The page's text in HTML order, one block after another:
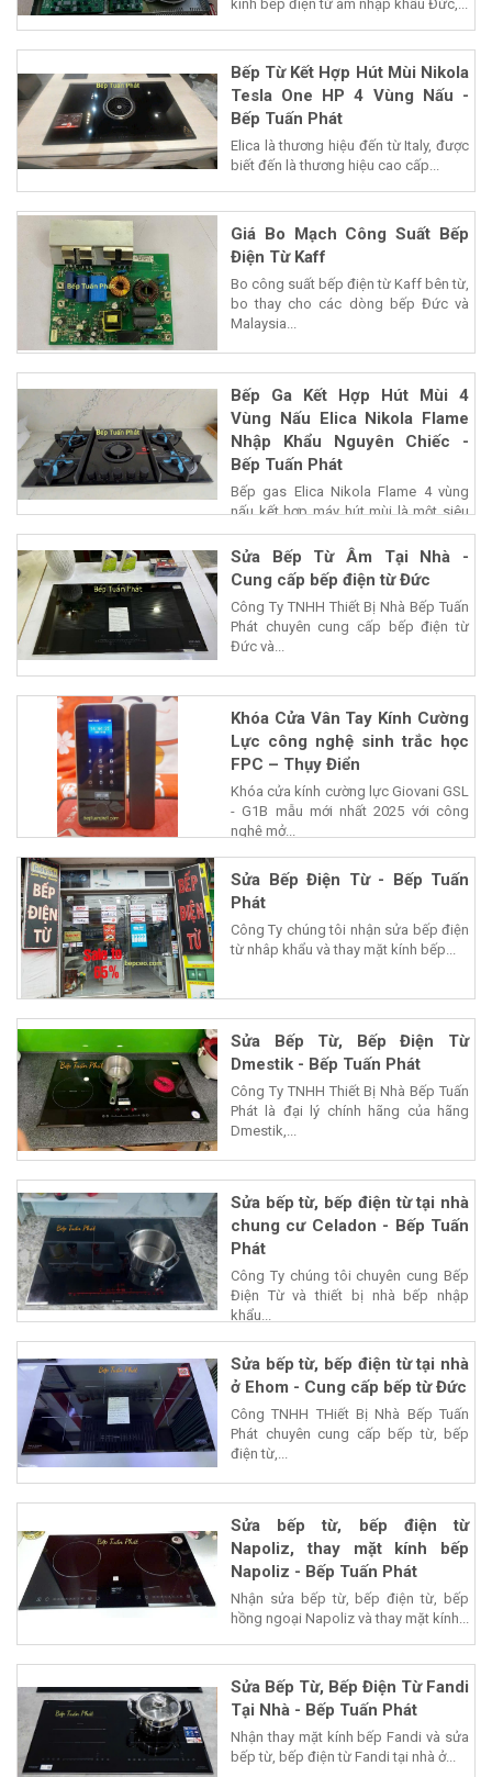
kính bếp điện từ âm nhập khẩu Đức,...
Bếp Từ Kết Hợp Hút Mùi Nikola
Tesla One HP 4 Vùng Nấu -
Bếp Tuấn Phát
Elica là thương hiệu đến từ Italy, được
biết đến là thương hiệu cao cấp...
Giá Bo Mạch Công Suất Bếp
Điện Từ Kaff
Bo công suất bếp điện từ Kaff bên từ,
bo thay cho các dòng bếp Đức và
Malaysia...
Bếp Ga Kết Hợp Hút Mùi 4
Vùng Nấu Elica Nikola Flame
Nhập Khẩu Nguyên Chiếc -
Bếp Tuấn Phát
Bếp gas Elica Nikola Flame 4 vùng
nấu kết hợp máy hút mùi là một siêu
phẩm của...
Sửa Bếp Từ Âm Tại Nhà -
Cung cấp bếp điện từ Đức
Công Ty TNHH Thiết Bị Nhà Bếp Tuấn
Phát chuyên cung cấp bếp điện từ
Đức và...
Khóa Cửa Vân Tay Kính Cường
Lực công nghệ sinh trắc học
FPC – Thụy Điển
Khóa cửa kính cường lực Giovani GSL
- G1B mẫu mới nhất 2025 với công
nghệ mở...
Sửa Bếp Điện Từ - Bếp Tuấn
Phát
Công Ty chúng tôi nhận sửa bếp điện
từ nhâp khẩu và thay mặt kính bếp...
Sửa Bếp Từ, Bếp Điện Từ
Dmestik - Bếp Tuấn Phát
Công Ty TNHH Thiết Bị Nhà Bếp Tuấn
Phát là đại lý chính hãng của hãng
Dmestik,...
Sửa bếp từ, bếp điện từ tại nhà
chung cư Celadon - Bếp Tuấn
Phát
Công Ty chúng tôi chuyên cung Bếp
Điện Từ và thiết bị nhà bếp nhập
khẩu...
Sửa bếp từ, bếp điện từ tại nhà
ở Ehom - Cung cấp bếp từ Đức
Công TNHH THiết Bị Nhà Bếp Tuấn
Phát chuyên cung cấp bếp từ, bếp
điện từ,...
Sửa bếp từ, bếp điện từ
Napoliz, thay mặt kính bếp
Napoliz - Bếp Tuấn Phát
Nhận sửa bếp từ, bếp điện từ, bếp
hồng ngoại Napoliz và thay mặt kính...
Sửa Bếp Từ, Bếp Điện Từ Fandi
Tại Nhà - Bếp Tuấn Phát
Nhận thay mặt kính bếp Fandi và sửa
bếp từ, bếp điện từ Fandi tại nhà ở...